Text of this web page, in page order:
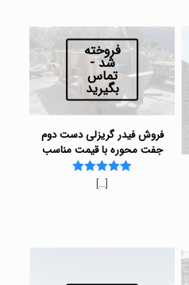
فروخته
شد -
تماس
بگیرید
فروش فیدر گریزلی دست دوم
جفت محوره با قیمت مناسب
Rated
[…]